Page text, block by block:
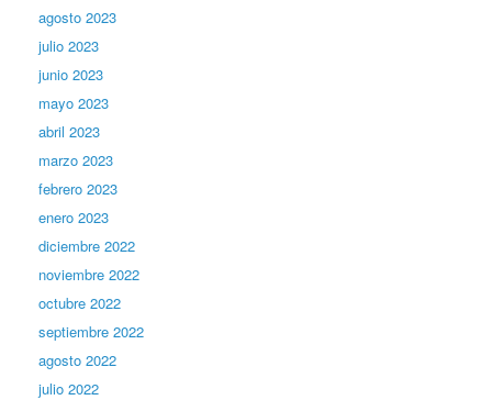
agosto 2023
julio 2023
junio 2023
mayo 2023
abril 2023
marzo 2023
febrero 2023
enero 2023
diciembre 2022
noviembre 2022
octubre 2022
septiembre 2022
agosto 2022
julio 2022